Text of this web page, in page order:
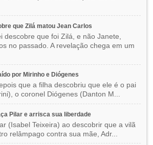
que Zilá matou Jean Carlos
descobre que foi Zilá, e não Janete,
no passado. A revelação chega em um
por Mirinho e Diógenes
que a filha descobriu que ele é o pai
o coronel Diógenes (Danton M...
Pilar e arrisca sua liberdade
(Isabel Teixeira) ao descobrir que a vilã
relâmpago contra sua mãe, Adr...